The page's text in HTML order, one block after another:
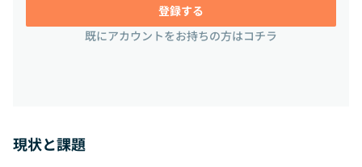
登録する
既にアカウントをお持ちの方はコチラ
現状と課題